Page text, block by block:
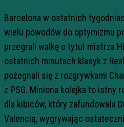
Barcelona w ostatnich
wielu powodów do optymizmu
przegrali walkę o tytuł mistrza
ostatnich minutach klasyk z
pożegnali się z rozgrywkami
z PSG. Miniona kolejka to istny
dla kibiców, który zafundowała
Valencią, wygrywając